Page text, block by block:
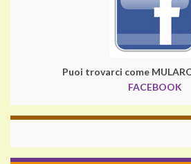
Puoi trovarci come
FACEBOOK